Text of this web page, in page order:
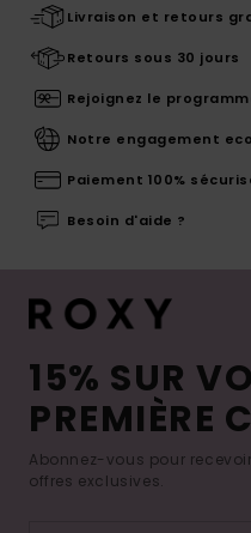
Livraison et retours
Retours sous 30 jours
Rejoignez le
Notre engagement
Paiement 100%
Besoin d'aide ?
15% SUR
PREMIÈRE
Abonnez-vous pour
offres exclusives.